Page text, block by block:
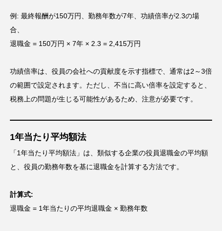
例: 最終報酬が150万円、勤務年数が7年、功績倍率が2.3の場
合、
退職金 = 150万円 × 7年 × 2.3 = 2,415万円
功績倍率は、役員の会社への貢献度を示す指標で、通常は2～3倍
の範囲で設定されます。ただし、不当に高い倍率を設定すると、
税務上の問題が生じる可能性があるため、注意が必要です。
1年当たり平均額法
「1年当たり平均額法」は、類似する企業の役員退職金の平均額
と、役員の勤務年数を基に退職金を計算する方法です。
計算式:
退職金 = 1年当たりの平均退職金 × 勤務年数